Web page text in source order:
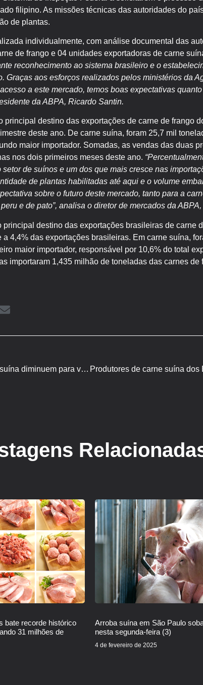
filipino. As missões técnicas das autoridades do
de plantas.
individualmente, com análise documental das
de frango e 04 unidades exportadoras de carne
reconhecimento ao sistema brasileiro e o
Graças aos esforços realizados pelos ministérios da
a este mercado, temos boas expectativas
da ABPA, Ricardo Santin.
principal destino das exportações de carne de frango
deste ano. De carne suína, foram 25,7 mil
maior importador. Somadas, as vendas das duas
nos dois primeiros meses deste ano.
de suínos e um dos que mais cresce nas
de plantas habilitadas até aqui e o volume
sobre o futuro deste mercado, tanto para a
e de pato”, analisa o diretor de mercados da
principal destino das exportações brasileiras de carne
4,4% das exportações brasileiras. Em carne suína,
maior importador, responsável por 10,6% do total
importaram 1,435 milhão de toneladas das carnes de
Exportações europeias de carne suína diminuem para valores de 10 anos atrás
bate recorde histórico
31 milhões de
Arroba suína em São Paulo
nesta segunda-feira (3)
4 de fevereiro de 2025